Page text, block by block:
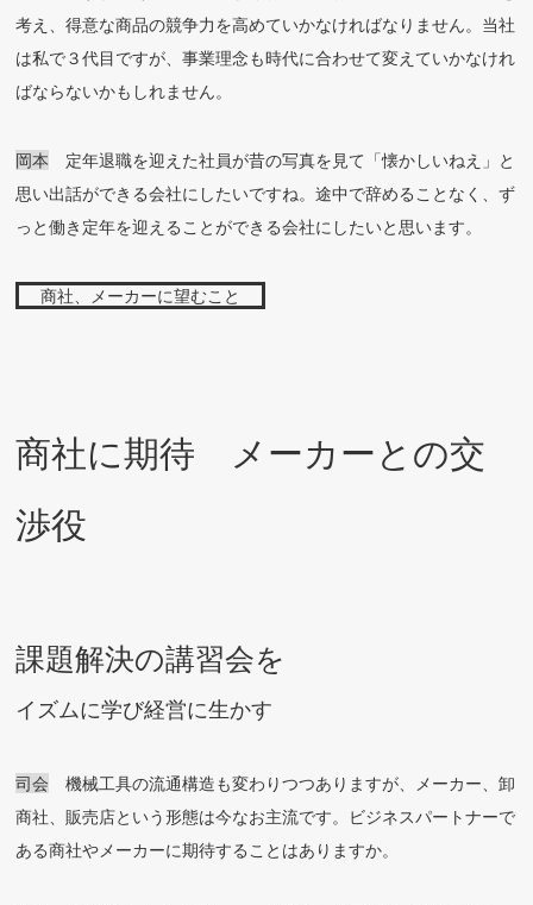
考え、得意な商品の競争力を高めていかなければなりません。当社
は私で３代目ですが、事業理念も時代に合わせて変えていかなけれ
ばならないかもしれません。
岡本 定年退職を迎えた社員が昔の写真を見て「懐かしいねえ」と
思い出話ができる会社にしたいですね。途中で辞めることなく、ず
っと働き定年を迎えることができる会社にしたいと思います。
商社、メーカーに望むこと
商社に期待 メーカーとの交
渉役
課題解決の講習会を
イズムに学び経営に生かす
司会 機械工具の流通構造も変わりつつありますが、メーカー、卸
商社、販売店という形態は今なお主流です。ビジネスパートナーで
ある商社やメーカーに期待することはありますか。